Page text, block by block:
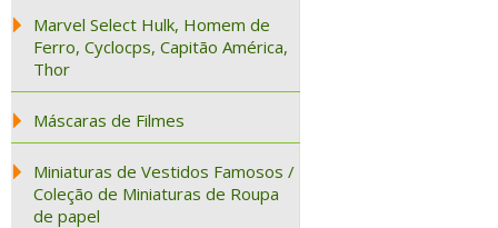
Marvel Select Hulk, Homem de
Ferro, Cyclocps, Capitão América,
Thor
Máscaras de Filmes
Miniaturas de Vestidos Famosos /
Coleção de Miniaturas de Roupa
de papel